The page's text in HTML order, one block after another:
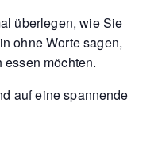
überlegen, wie Sie
ohne Worte sagen,
möchten.
auf eine spannende